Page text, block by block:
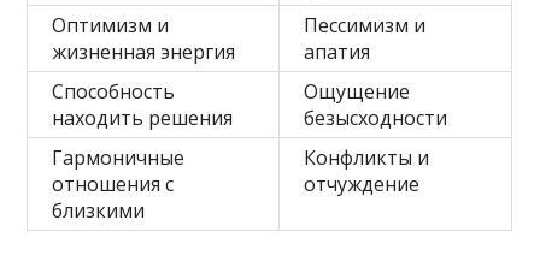
Оптимизм и
жизненная энергия
Пессимизм и
апатия
Способность
находить решения
Ощущение
безысходности
Гармоничные
отношения с
близкими
Конфликты и
отчуждение